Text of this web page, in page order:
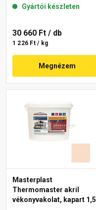
Gyártói készleten
30 660 Ft / db
1 226 Ft / kg
Megnézem
Masterplast
Thermomaster akril
vékonyvakolat, kapart 1,5